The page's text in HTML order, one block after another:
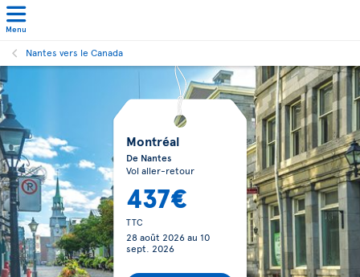
Menu
Nantes vers le Canada
Montréal
De Nantes
Vol aller-retour
437€
TTC
28 août 2026au 10
sept. 2026